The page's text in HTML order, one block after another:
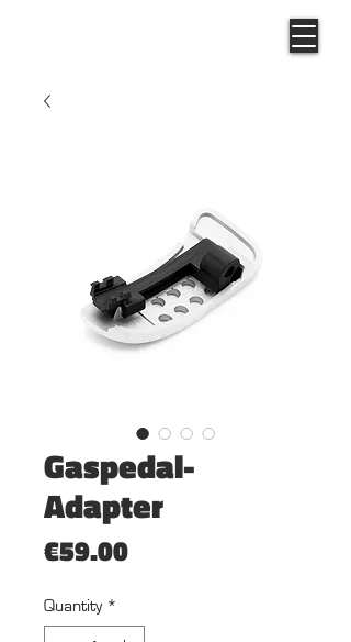
Gaspedal-
Adapter
€59.00Price
Quantity *